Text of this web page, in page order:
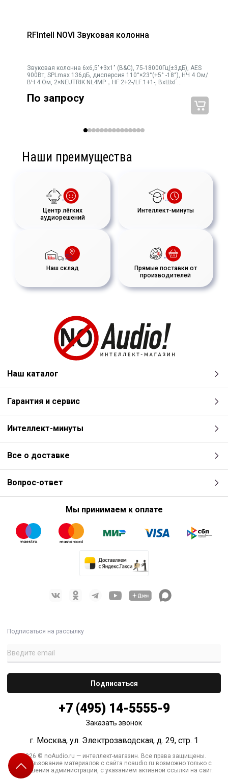
RFIntell NOVI Звуковая колонна
Звуковая колонна 6х6,5"+3х1" (B&C), 75-18000Гц(±3дБ), AES
900Вт, SPLmax 136дБ, дисперсия 110°×23°(+5° -18°), НЧ 4 Ом/
ВЧ 4 Ом, 2×NEUTRIK NL4MP，HF:2+2-/LF:1+1-, ВхШхГ
По запросу
Наши преимущества
Центр лёгких
аудиорешений
Интеллект-минуты
Наш склад
Прямые поставки от
производителей
Наш каталог
Гарантия и сервис
Интеллект-минуты
Все о доставке
Вопрос-ответ
Мы принимаем к оплате
Подписаться на рассылку
+7 (495) 14-5555-9
Заказать звонок
г. Москва, ул. Электрозаводская, д. 29, стр. 1
2026 © noAudio.ru — интеллект-магазин. Все права защищены.
Использование материалов с сайта noaudio.ru возможно только с
разрешения администрации, с указанием активной ссылки на сайт.